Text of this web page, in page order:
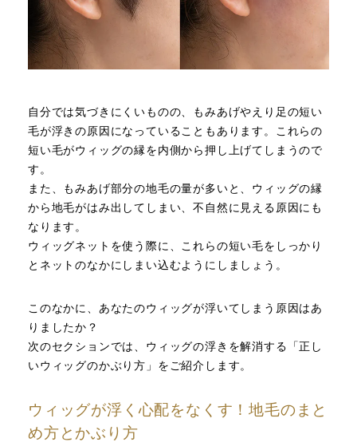
自分では気づきにくいものの、もみあげやえり足の短い
毛が浮きの原因になっていることもあります。これらの
短い毛がウィッグの縁を内側から押し上げてしまうので
す。
また、もみあげ部分の地毛の量が多いと、ウィッグの縁
から地毛がはみ出してしまい、不自然に見える原因にも
なります。
ウィッグネットを使う際に、これらの短い毛をしっかり
とネットのなかにしまい込むようにしましょう。
このなかに、あなたのウィッグが浮いてしまう原因はあ
りましたか？
次のセクションでは、ウィッグの浮きを解消する「正し
いウィッグのかぶり方」をご紹介します。
ウィッグが浮く心配をなくす！地毛のまと
め方とかぶり方